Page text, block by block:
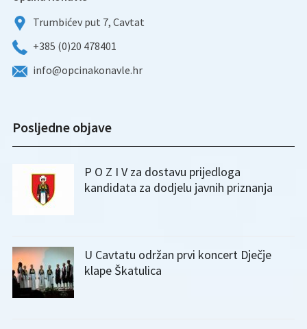
Trumbićev put 7, Cavtat
+385 (0)20 478401
info@opcinakonavle.hr
Posljedne objave
P O Z I V za dostavu prijedloga
kandidata za dodjelu javnih priznanja
U Cavtatu održan prvi koncert Dječje
klape Škatulica